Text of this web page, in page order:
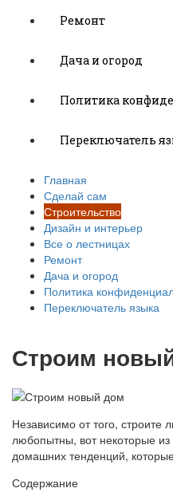
Ремонт
Дача и огород
Политика
Переключатель
Главная
Сделай сам
Строительство
Дизайн и интерьер
Все о лестницах
Ремонт
Дача и огород
Политика
Переключатель языка
Строим
Независимо от того,
любопытны, вот некоторые из
домашних тенденций,
Содержание